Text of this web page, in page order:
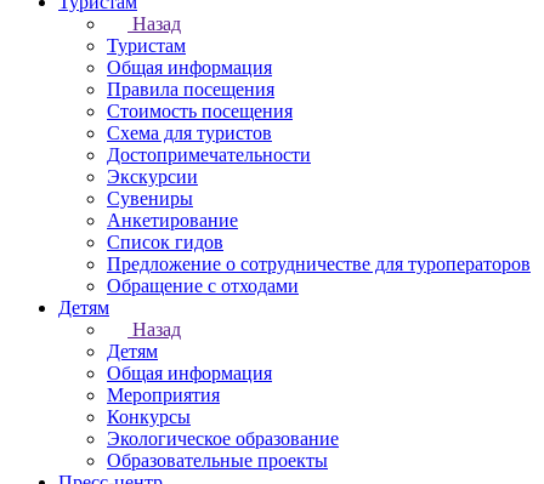
Назад
Туристам
Общая информация
Правила посещения
Стоимость посещения
Схема для туристов
Достопримечательности
Экскурсии
Сувениры
Анкетирование
Список гидов
Предложение о сотрудничестве для туроператоров
Обращение с отходами
Детям
Назад
Детям
Общая информация
Мероприятия
Конкурсы
Экологическое образование
Образовательные проекты